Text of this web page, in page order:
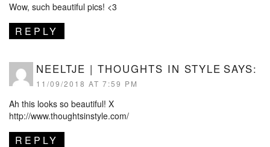
Wow, such beautiful pics! <3
REPLY
NEELTJE | THOUGHTS IN STYLE SAYS:
11/09/2018 AT 7:59 PM
Ah this looks so beautiful! X
http://www.thoughtsinstyle.com/
REPLY